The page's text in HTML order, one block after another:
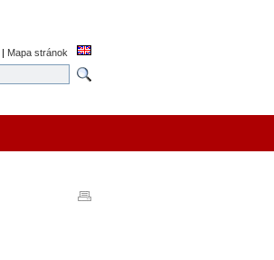
| Mapa stránok